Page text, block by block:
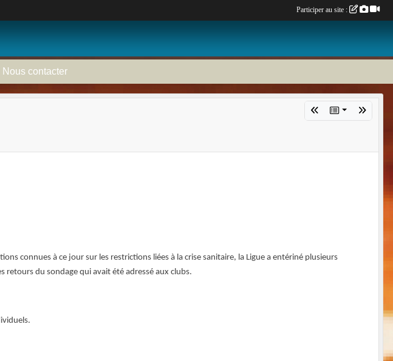
Nous contacter
connues à ce jour sur les restrictions liées à la crise sanitaire, la Ligue a entériné plusieurs
retours du sondage qui avait été adressé aux clubs.
Participer au site :